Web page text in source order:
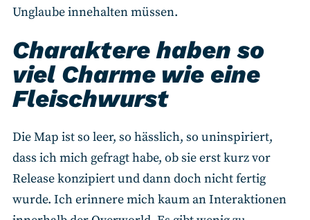
Unglaube innehalten müssen.
Charaktere haben so
viel Charme wie eine
Fleischwurst
Die Map ist so leer, so hässlich, so uninspiriert,
dass ich mich gefragt habe, ob sie erst kurz vor
Release konzipiert und dann doch nicht fertig
wurde. Ich erinnere mich kaum an Interaktionen